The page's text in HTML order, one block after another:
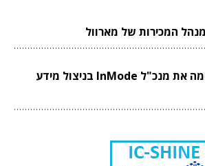
המכירות של מארוול
קרן Steel מאשימה את מנכ"ל InMode בניצול מידע